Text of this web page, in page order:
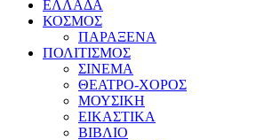
ΕΛΛΑΔΑ
ΚΟΣΜΟΣ
ΠΑΡΑΞΕΝΑ
ΠΟΛΙΤΙΣΜΟΣ
ΣΙΝΕΜΑ
ΘΕΑΤΡΟ-ΧΟΡΟΣ
ΜΟΥΣΙΚΗ
ΕΙΚΑΣΤΙΚΑ
ΒΙΒΛΙΟ